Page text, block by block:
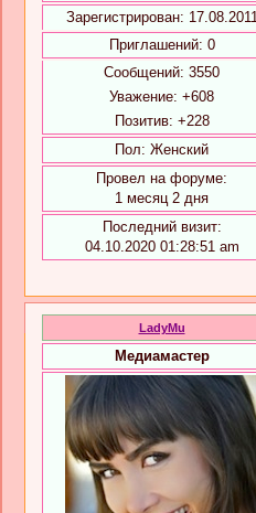
Зарегистрирован: 17.08.2011
Приглашений: 0
Сообщений: 3550
Уважение: +608
Позитив: +228
Пол: Женский
Провел на форуме:
1 месяц 2 дня
Последний визит:
04.10.2020 01:28:51 am
LadyMu
Медиамастер